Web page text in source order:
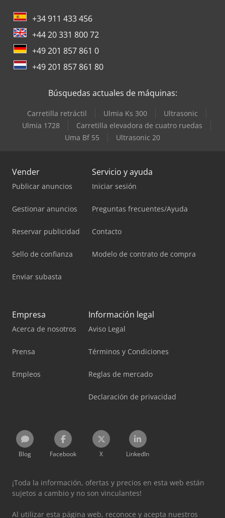
+34 911 433 456
+44 20 331 800 72
+49 201 857 861 0
+49 201 857 861 80
Búsquedas actuales de máquinas:
Carretilla retráctil Ulmia Ks 300
Ultrasonic
Ulmia 1728
Carretilla elevadora de cuatro ruedas
Uma Bf 55
Ultrasonic 20
Vender
Publicar anuncios
Gestionar anuncios
Reservar publicidad
Sello de confianza
Enviar subasta
Servicio y ayuda
Iniciar sesión
Preguntas frecuentes/Ayuda
Contacto
Modelo de contrato de compra
Empresa
Acerca de nosotros
Prensa
Empleos
Información legal
Aviso Legal
Términos y Condiciones
Reglas de mercado
Declaración de privacidad
Blog Facebook X LinkedIn
¡Toda la información, ofertas y precios en esta web están
sujetos a cambio y no son vinculantes!
Al utilizar esta página web, reconoce y acepta nuestros